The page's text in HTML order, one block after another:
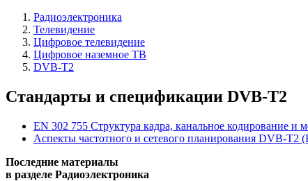
Радиоэлектроника
Телевидение
Цифровое телевидение
Цифровое наземное ТВ
DVB-T2
Стандарты и спецификации DVB-T2
EN 302 755 Структура кадра, канальное кодирование
Аспекты частотного и сетевого планирования DVB-T2
Последние материалы
в разделе Радиоэлектроника